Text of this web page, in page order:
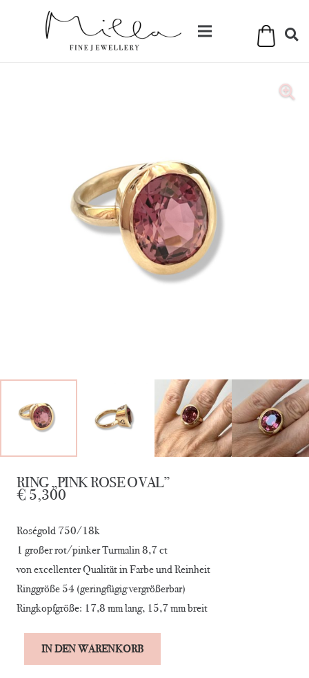
RING „PINK ROSE OVAL”
€ 5,300
Roségold 750/18k
1 großer rot/pinker Turmalin 8,7 ct
von excellenter Qualität in Farbe und Reinheit
Ringgröße 54 (geringfügig vergrößerbar)
Ringkopfgröße: 17,8 mm lang, 15,7 mm breit
IN DEN WARENKORB